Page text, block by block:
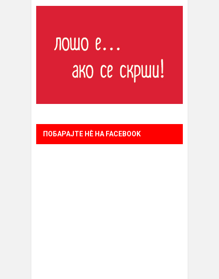
ПОБАРАЈТЕ НÈ НА FACEBOOK